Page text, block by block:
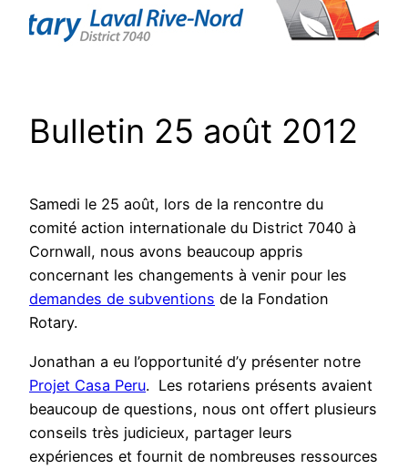
Bulletin 25 août 2012
Samedi le 25 août, lors de la rencontre du
comité action internationale du District 7040 à
Cornwall, nous avons beaucoup appris
concernant les changements à venir pour les
demandes de subventions de la Fondation
Rotary.
Jonathan a eu l’opportunité d’y présenter notre
Projet Casa Peru. Les rotariens présents avaient
beaucoup de questions, nous ont offert plusieurs
conseils très judicieux, partager leurs
expériences et fournit de nombreuses ressources